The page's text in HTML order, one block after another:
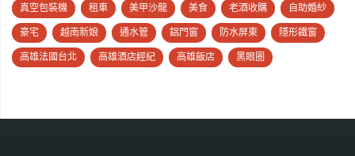
真空包裝機 租車 美甲沙龍 美食 老酒收購 自助婚紗
豪宅 越南新娘 通水管 鋁門窗 防水屏東 隱形鐵窗
高雄法國台北 高雄酒店經紀 高雄飯店 黑眼圈